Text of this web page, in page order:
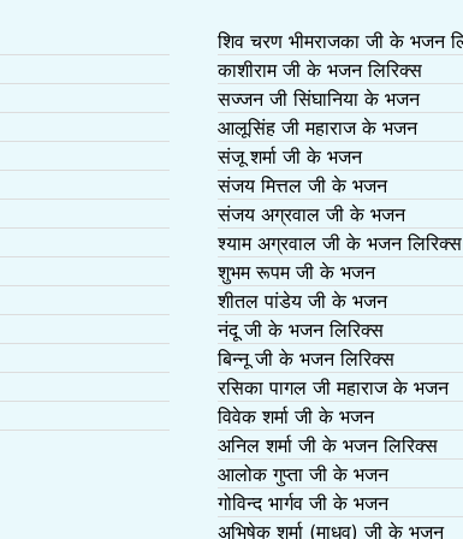
शिव चरण भीमराजका जी के भजन
काशीराम जी के भजन लिरिक्स
सज्जन जी सिंघानिया के भजन
आलूसिंह जी महाराज के भजन
संजू शर्मा जी के भजन
संजय मित्तल जी के भजन
संजय अग्रवाल जी के भजन
श्याम अग्रवाल जी के भजन लिरिक्स
शुभम रूपम जी के भजन
शीतल पांडेय जी के भजन
नंदू जी के भजन लिरिक्स
बिन्नू जी के भजन लिरिक्स
रसिका पागल जी महाराज के भजन
विवेक शर्मा जी के भजन
अनिल शर्मा जी के भजन लिरिक्स
आलोक गुप्ता जी के भजन
गोविन्द भार्गव जी के भजन
अभिषेक शर्मा (माधव) जी के भजन